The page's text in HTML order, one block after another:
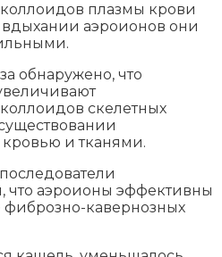
плазмы крови
аэроионов они
обнаружено, что
скелетных
и тканями.
что аэроионы эффективны
кавернозных